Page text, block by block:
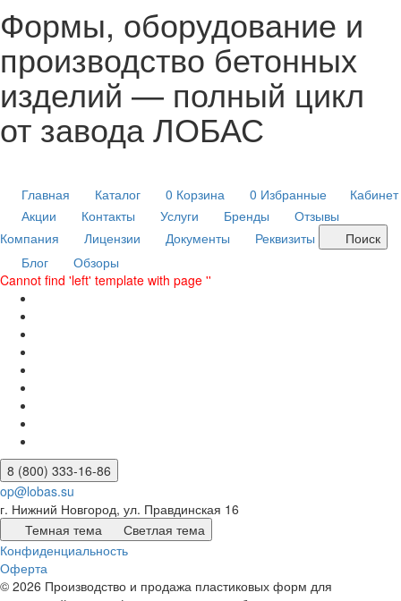
Формы, оборудование и
производство бетонных
изделий — полный цикл
от завода ЛОБАС
Главная Каталог 0 Корзина 0 Избранные
Кабинет
Акции
Контакты Услуги Бренды
Отзывы
Компания
Лицензии Документы Реквизиты
Поиск
Блог
Обзоры
Cannot find 'left' template with page ''
8 (800) 333-16-86
op@lobas.su
г. Нижний Новгород, ул. Правдинская 16
Темная тема
Светлая тема
Конфиденциальность
Оферта
© 2026 Производство и продажа пластиковых форм для